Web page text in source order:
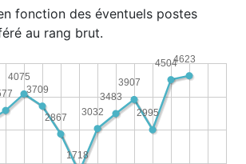
fonction des éventuels postes
au rang brut.
4623
4504
2995
3907
3483
3032
1718
2867
3709
4075